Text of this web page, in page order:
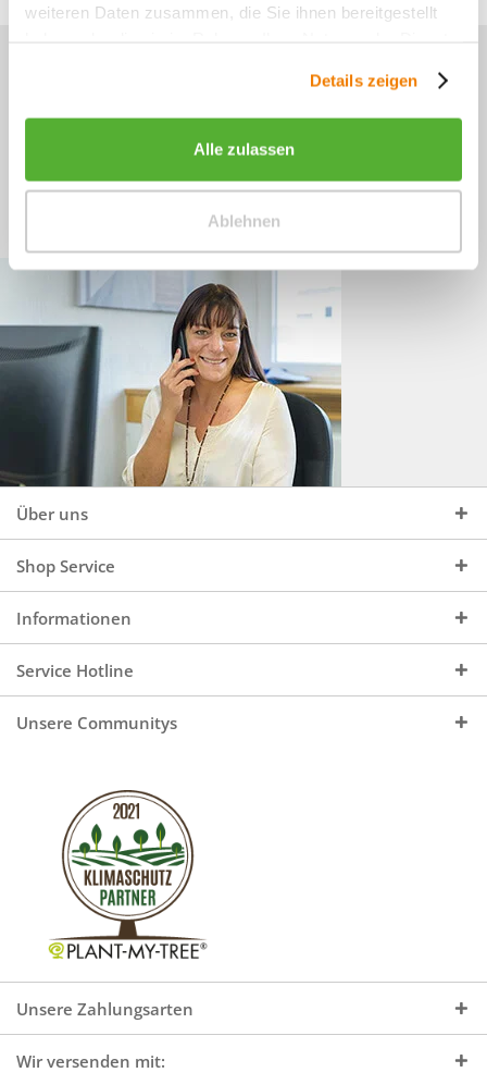
weiteren Daten zusammen, die Sie ihnen bereitgestellt
Details zeigen
Alle zulassen
Ablehnen
Sie haben Fragen zu unseren
+49 (0)4244 965 34 04
Mo - Do, 09:00 - 16:00 Uhr
und Fr, 09:00 - 13:00 Uhr
Über uns
Shop Service
Informationen
Service Hotline
Unsere Communitys
Unsere Zahlungsarten
Wir versenden mit: